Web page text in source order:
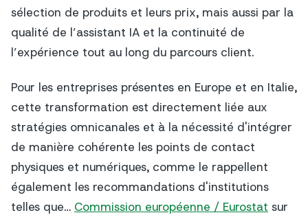
sélection de produits et leurs prix, mais aussi par la
qualité de l’assistant IA et la continuité de
l’expérience tout au long du parcours client.
Pour les entreprises présentes en Europe et en Italie,
cette transformation est directement liée aux
stratégies omnicanales et à la nécessité d'intégrer
de manière cohérente les points de contact
physiques et numériques, comme le rappellent
également les recommandations d'institutions
telles que… Commission européenne / Eurostat sur